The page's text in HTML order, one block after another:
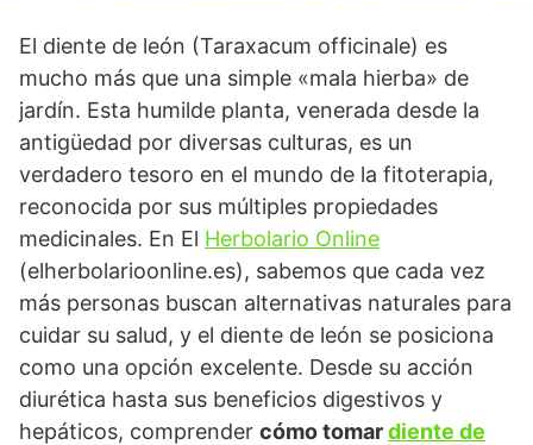
El diente de león (Taraxacum officinale) es
mucho más que una simple «mala hierba» de
jardín. Esta humilde planta, venerada desde la
antigüedad por diversas culturas, es un
verdadero tesoro en el mundo de la fitoterapia,
reconocida por sus múltiples propiedades
medicinales. En El Herbolario Online
(elherbolarioonline.es), sabemos que cada vez
más personas buscan alternativas naturales para
cuidar su salud, y el diente de león se posiciona
como una opción excelente. Desde su acción
diurética hasta sus beneficios digestivos y
hepáticos, comprender cómo tomardiente de